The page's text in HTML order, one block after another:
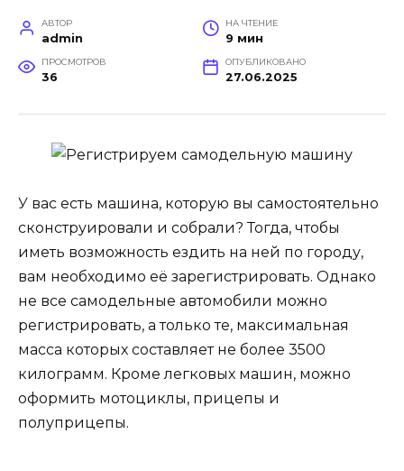
АВТОР
admin
НА ЧТЕНИЕ
9 мин
ПРОСМОТРОВ
36
ОПУБЛИКОВАНО
27.06.2025
У вас есть машина, которую вы самостоятельно
сконструировали и собрали? Тогда, чтобы
иметь возможность ездить на ней по городу,
вам необходимо её зарегистрировать. Однако
не все самодельные автомобили можно
регистрировать, а только те, максимальная
масса которых составляет не более 3500
килограмм. Кроме легковых машин, можно
оформить мотоциклы, прицепы и
полуприцепы.